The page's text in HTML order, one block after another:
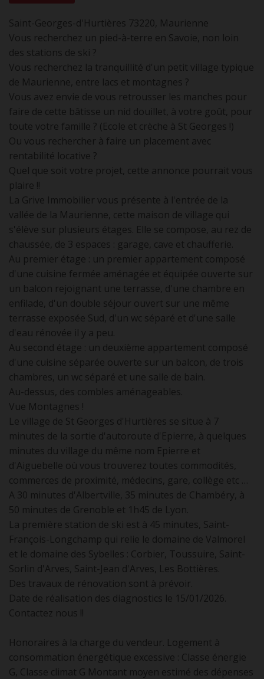
Saint-Georges-d'Hurtières 73220, Maurienne
Vous recherchez un pied-à-terre en Savoie, non loin
des stations de ski ?
Vous recherchez la tranquillité d'un petit village typique
de Maurienne, entre lacs et montagnes ?
Vous avez envie de vous retrousser les manches pour
faire de cette bâtisse un nid douillet, à votre goût, pour
toute votre famille ? (Ecole et crèche à St Georges !)
Ou vous rechercher à faire un placement avec
rentabilité locative ?
Quel que soit votre projet, cette annonce pourrait vous
plaire !!
La Grive Immobilier vous présente à l'entrée de la
vallée de la Maurienne, cette maison de village qui
s'élève sur plusieurs étages. Elle se compose, au rez de
chaussée, de 3 espaces : garage, cave et chaufferie.
Au premier étage : un premier appartement composé
d'une cuisine fermée aménagée et équipée ouverte sur
un balcon rejoignant une terrasse, d'une chambre en
enfilade, d'un double séjour ouvert sur une même
terrasse exposée Sud, d'un wc séparé et d'une salle
d'eau rénovée il y a peu.
Au second étage : un deuxième appartement composé
d'une cuisine séparée ouverte sur un balcon, de trois
chambres, un wc séparé et une salle de bain.
Au-dessus, des combles aménageables.
Vue Montagnes !
Le village de St Georges d'Hurtières se situe à 7
minutes de la sortie d'autoroute d'Epierre, à quelques
minutes du village du même nom Epierre et
d'Aiguebelle où vous trouverez toutes commodités,
commerces de proximité, médecins, gare, collège etc …
A 30 minutes d'Albertville, 35 minutes de Chambéry, à
50 minutes de Grenoble et 1h45 de Lyon.
La première station de ski est à 45 minutes, Saint-
François-Longchamp qui relie le domaine de Valmorel
et le domaine des Sybelles : Corbier, Toussuire, Saint-
Sorlin d'Arves, Saint-Jean d'Arves, Les Bottières.
Des travaux de rénovation sont à prévoir.
Date de réalisation des diagnostics le 15/01/2026.
Contactez nous !!
Honoraires à la charge du vendeur. Logement à
consommation énergétique excessive : Classe énergie
G, Classe climat G Montant moyen estimé des dépenses